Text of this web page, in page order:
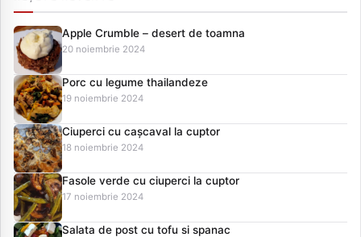
Apple Crumble – desert de toamna
20 noiembrie 2024
Porc cu legume thailandeze
19 noiembrie 2024
Ciuperci cu cașcaval la cuptor
18 noiembrie 2024
Fasole verde cu ciuperci la cuptor
17 noiembrie 2024
Salata de post cu tofu si spanac